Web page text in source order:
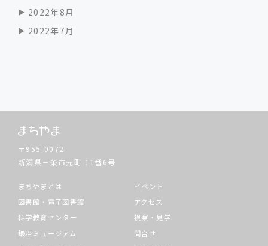
2022年8月
2022年7月
〒955-0072
新潟県三条市元町 11番6号
まちやまとは
図書館・電子図書館
科学教育センター
鍛冶ミュージアム
イベント
アクセス
視察・見学
問合せ